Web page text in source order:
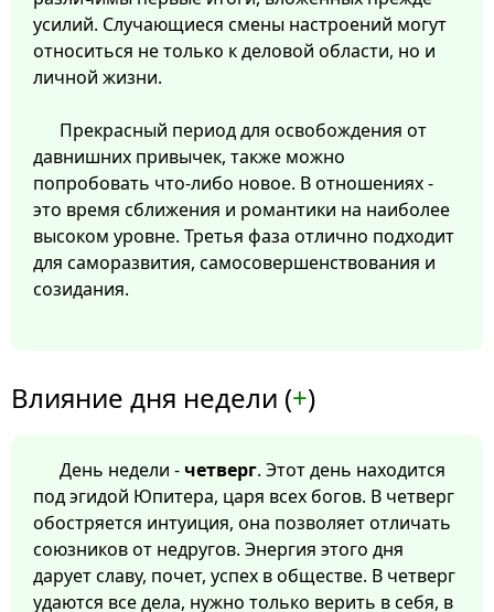
усилий. Случающиеся смены настроений могут
относиться не только к деловой области, но и
личной жизни.
Прекрасный период для освобождения от
давнишних привычек, также можно
попробовать что-либо новое. В отношениях -
это время сближения и романтики на наиболее
высоком уровне. Третья фаза отлично подходит
для саморазвития, самосовершенствования и
созидания.
Влияние дня недели (+)
День недели - четверг. Этот день находится
под эгидой Юпитера, царя всех богов. В четверг
обостряется интуиция, она позволяет отличать
союзников от недругов. Энергия этого дня
дарует славу, почет, успех в обществе. В четверг
удаются все дела, нужно только верить в себя, в